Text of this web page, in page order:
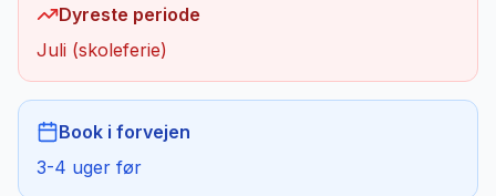
Dyreste periode
Juli (skoleferie)
Book i forvejen
3-4 uger før